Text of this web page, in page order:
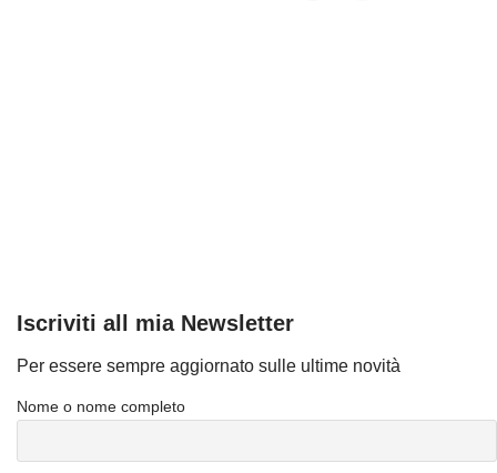
Iscriviti all mia Newsletter
Per essere sempre aggiornato sulle ultime novità
Nome o nome completo